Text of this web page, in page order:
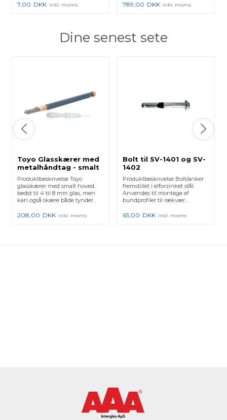
7,00 DKK inkl. moms 789,00 DKK inkl. moms
Dine senest sete
Toyo Glasskærer med
metalhåndtag - smalt
hoved
Produktbeskrivelse Toyo
glasskærer med smalt hoved,
bedst til 4 til 8 mm glas, men
kan også skære både tynder...
208,00 DKK inkl. moms
Bolt til SV-1401 og SV-
1402
Produktbeskrivelse Bolt/anker
fremstillet i elforzinket stål.
Anvendes til montage af
bundprofiler til rækvær...
65,00 DKK inkl. moms